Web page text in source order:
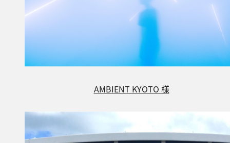
AMBIENT KYOTO 様